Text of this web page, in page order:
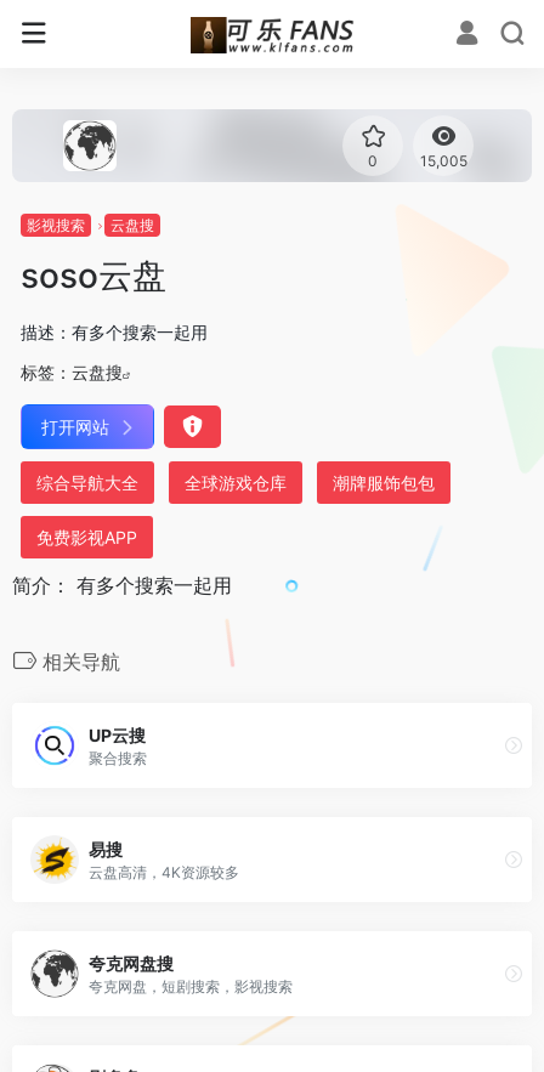
0 15,005
影视搜索 云盘搜
soso云盘
描述：有多个搜索一起用
标签： 云盘搜
打开网站
综合导航大全 全球游戏仓库 潮牌服饰包包
免费影视APP
简介： 有多个搜索一起用
相关导航
UP云搜
聚合搜索
易搜
云盘高清，4K资源较多
夸克网盘搜
夸克网盘，短剧搜索，影视搜索